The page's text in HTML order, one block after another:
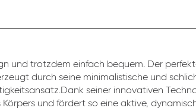
und trotzdem einfach bequem. Der
durch seine minimalistische und
seiner innovativen
Körpers und fördert so eine aktive,